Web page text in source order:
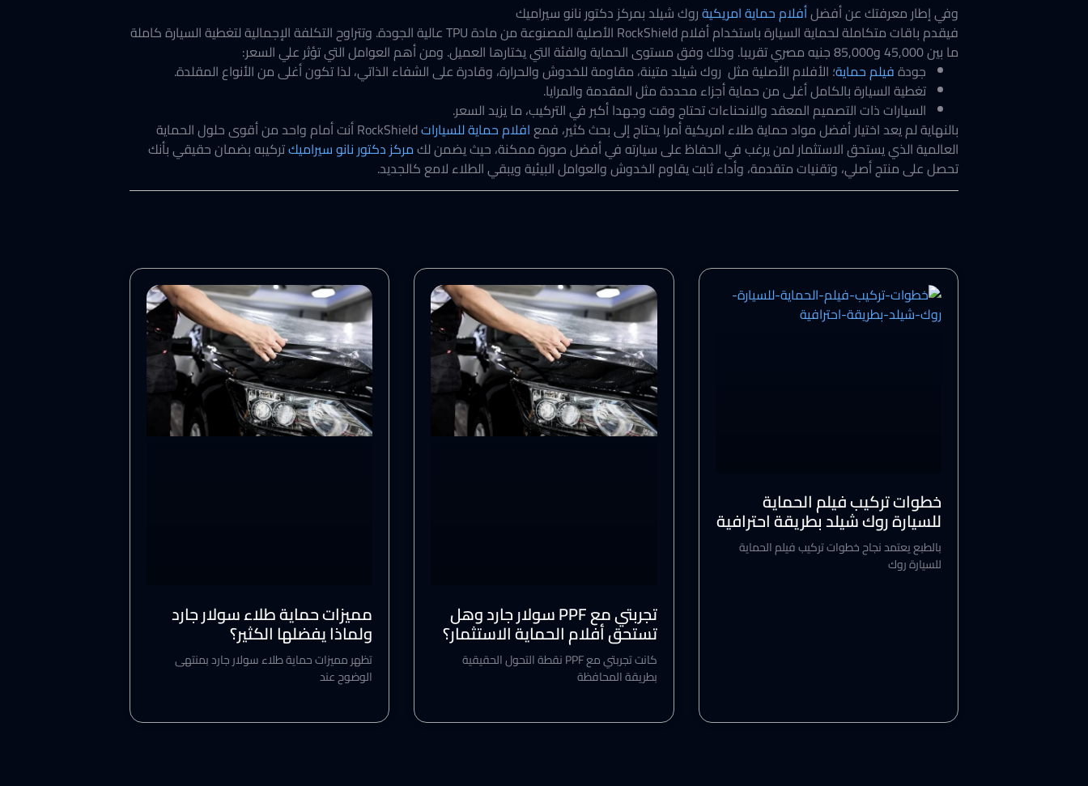
وفي إطار معرفتك عن أفضلأفلام حماية امريكيةروك شيلد بمركز دكتور نانو سيراميك
فيقدم باقات متكاملة لحماية السيارة باستخدام أفلام RockShield الأصلية المصنوعة من مادة TPU عالية الجودة. وتتراوح التكلفة الإجمالية لتغطية السيارة كاملة
ما بين 45,000 و85,000 جنيه مصري تقريبا. وذلك وفق مستوى الحماية والفئة التي يختارها العميل. ومن أهم العوامل التي تؤثر علي السعر:
جودةفيلم حماية؛ الأفلام الأصلية مثل روك شيلد متينة، مقاومة للخدوش والحرارة، وقادرة على الشفاء الذاتي، لذا تكون أغلى من الأنواع المقلدة.
تغطية السيارة بالكامل أغلى من حماية أجزاء محددة مثل المقدمة والمرايا.
السيارات ذات التصميم المعقد والانحناءات تحتاج وقت وجهدا أكبر في التركيب، ما يزيد السعر.
بالنهاية لم يعد اختيار أفضل مواد حماية طلاء امريكية أمرا يحتاج إلى بحث كثير، فمعافلام حماية للسيارات
RockShield أنت أمام واحد من أقوى حلول الحماية
العالمية الذي يستحق الاستثمار لمن يرغب في الحفاظ على سيارته في أفضل صورة ممكنة، حيث يضمن لكمركز دكتور نانو سيراميكتركيبه بضمان حقيقي بأنك
تحصل على منتج أصلي، وتقنيات متقدمة، وأداء ثابت يقاوم الخدوش والعوامل البيئية ويبقي الطلاء لامع كالجديد.
خطوات تركيب فيلم الحماية
للسيارة روك شيلد بطريقة احترافية
بالطبع يعتمد نجاح خطوات تركيب فيلم الحماية
للسيارة روك
تجربتي مع PPF سولار جارد وهل
تستحق أفلام الحماية الاستثمار؟
كانت تجربتي مع PPF نقطة التحول الحقيقية
بطريقة المحافظة
مميزات حماية طلاء سولار جارد
ولماذا يفضلها الكثير؟
تظهر مميزات حماية طلاء سولار جارد بمنتهى
الوضوح عند